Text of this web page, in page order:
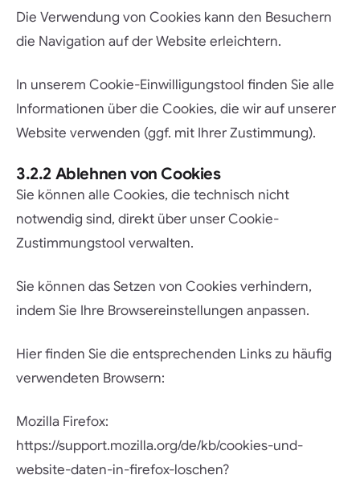
Die Verwendung von Cookies kann den Besuchern
die Navigation auf der Website erleichtern.
In unserem Cookie-Einwilligungstool finden Sie alle
Informationen über die Cookies, die wir auf unserer
Website verwenden (ggf. mit Ihrer Zustimmung).
3.2.2 Ablehnen von Cookies
Sie können alle Cookies, die technisch nicht
notwendig sind, direkt über unser Cookie-
Zustimmungstool verwalten.
Sie können das Setzen von Cookies verhindern,
indem Sie Ihre Browsereinstellungen anpassen.
Hier finden Sie die entsprechenden Links zu häufig
verwendeten Browsern:
Mozilla Firefox:
https://support.mozilla.org/de/kb/cookies-und-
website-daten-in-firefox-loschen?